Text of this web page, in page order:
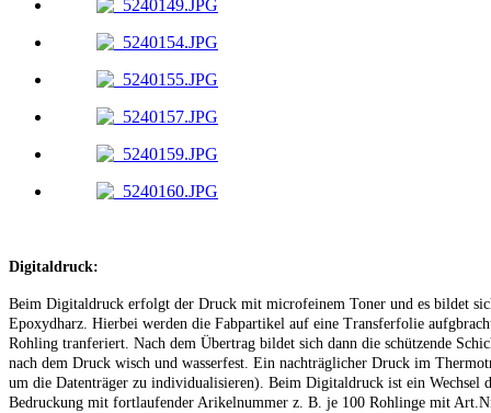
Digitaldruck:
Beim Digitaldruck erfolgt der Druck mit microfeinem Toner und es bildet
Epoxydharz. Hierbei werden die Fabpartikel auf eine Transferfolie
Rohling tranferiert. Nach dem Übertrag bildet sich dann die schützende
nach dem Druck wisch und wasserfest. Ein nachträglicher Druck im
um die Datenträger zu individualisieren). Beim Digitaldruck ist ein Wechsel
Bedruckung mit fortlaufender Arikelnummer z. B. je 100 Rohlinge mit